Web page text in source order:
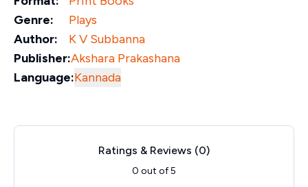
Genre:
Plays
Author:
K V Subbanna
Publisher:Akshara Prakashana
Language:Kannada
Ratings & Reviews (0)
0 out of 5